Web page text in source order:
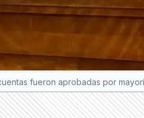
fueron aprobadas por